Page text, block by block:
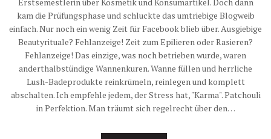
Erstsemestlerin über Kosmetik und Konsumartikel. Doch dann
kam die Prüfungsphase und schluckte das umtriebige Blogweib
einfach. Nur noch ein wenig Zeit für Facebook blieb über. Ausgiebige
Beautyrituale? Fehlanzeige! Zeit zum Epilieren oder Rasieren?
Fehlanzeige! Das einzige, was noch betrieben wurde, waren
anderthalbstündige Wannenkuren. Wanne füllen und herrliche
Lush-Badeprodukte reinkrümeln, reinlegen und komplett
abschalten. Ich empfehle jedem, der Stress hat, "Karma". Patchouli
in Perfektion. Man träumt sich regelrecht über den…